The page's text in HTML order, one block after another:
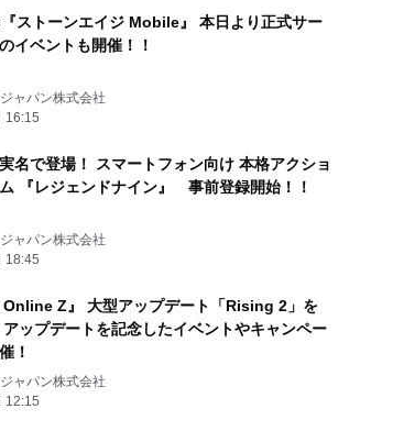
『ストーンエイジ Mobile』 本日より正式サー
イベントも開催！！
ャパン株式会社
16:15
名で登場！ スマートフォン向け 本格アクショ
『レジェンドナイン』 事前登録開始！！
ャパン株式会社
18:45
Online Z』 大型アップデート「Rising 2」を
ップデートを記念したイベントやキャンペー
！
ャパン株式会社
12:15